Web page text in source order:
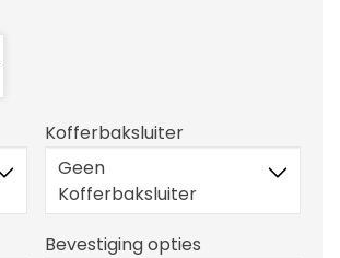
Kofferbaksluiter
Geen
Kofferbaksluiter
Bevestiging opties